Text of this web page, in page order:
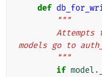
def
"""
models go to
        """
if model .